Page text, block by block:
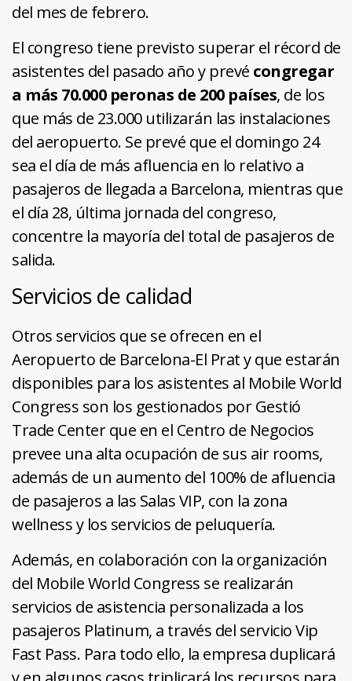
del mes de febrero.
El congreso tiene previsto superar el récord de
asistentes del pasado año y prevé congregar
a más 70.000 peronas de 200 países, de los
que más de 23.000 utilizarán las instalaciones
del aeropuerto. Se prevé que el domingo 24
sea el día de más afluencia en lo relativo a
pasajeros de llegada a Barcelona, mientras que
el día 28, última jornada del congreso,
concentre la mayoría del total de pasajeros de
salida.
Servicios de calidad
Otros servicios que se ofrecen en el
Aeropuerto de Barcelona-El Prat y que estarán
disponibles para los asistentes al Mobile World
Congress son los gestionados por Gestió
Trade Center que en el Centro de Negocios
prevee una alta ocupación de sus air rooms,
además de un aumento del 100% de afluencia
de pasajeros a las Salas VIP, con la zona
wellness y los servicios de peluquería.
Además, en colaboración con la organización
del Mobile World Congress se realizarán
servicios de asistencia personalizada a los
pasajeros Platinum, a través del servicio Vip
Fast Pass. Para todo ello, la empresa duplicará